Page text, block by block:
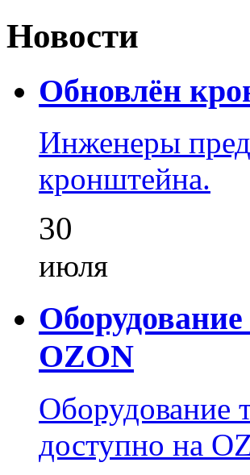
Новости
Обновлён
Инженеры
кронштейна.
30
июля
OZON
Оборудование
доступно на